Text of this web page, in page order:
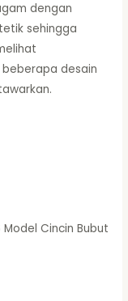
dengan
sehingga
desain
Cincin Bubut